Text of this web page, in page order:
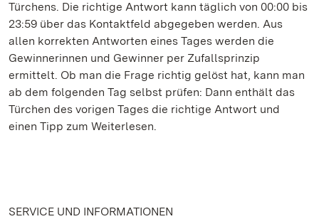
Türchens. Die richtige Antwort kann täglich von 00:00 bis
23:59 über das Kontaktfeld abgegeben werden. Aus
allen korrekten Antworten eines Tages werden die
Gewinnerinnen und Gewinner per Zufallsprinzip
ermittelt. Ob man die Frage richtig gelöst hat, kann man
ab dem folgenden Tag selbst prüfen: Dann enthält das
Türchen des vorigen Tages die richtige Antwort und
einen Tipp zum Weiterlesen.
SERVICE UND INFORMATIONEN